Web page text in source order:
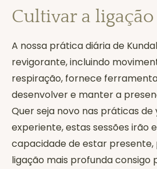
Cultivar a ligação
A nossa prática diária de
revigorante, incluindo
respiração, fornece
desenvolver e manter a
Quer seja novo nas práticas de
experiente, estas sessões irão
capacidade de estar
ligação mais profunda consigo